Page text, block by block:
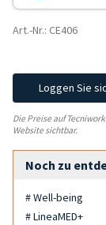
Art.-Nr.: CE406
Loggen Sie
Die Preise auf
Website sichtbar.
Noch zu
# Well-being
# LineaMED+